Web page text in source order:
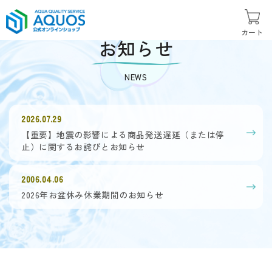
カート
お知らせ
NEWS
2026.07.29
【重要】地震の影響による商品発送遅延（または停
止）に関するお詫びとお知らせ
2006.04.06
2026年お盆休み休業期間のお知らせ